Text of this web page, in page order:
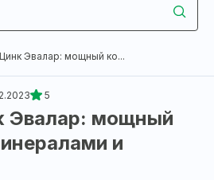
Эвалар: мощный ко...
5
Эвалар: мощный
и